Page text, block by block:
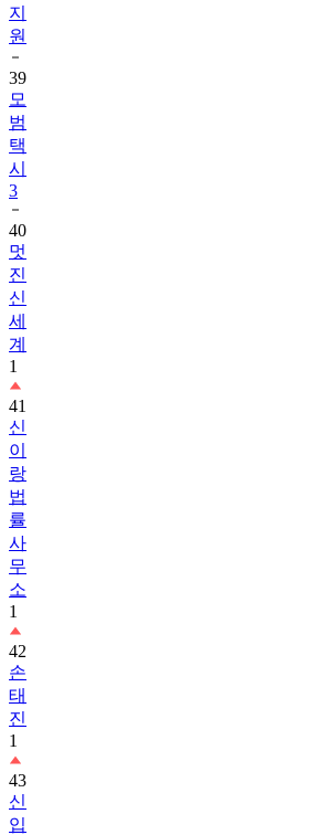
지
원
39
모
범
택
시
3
40
멋
진
신
세
계
1
41
신
이
랑
법
률
사
무
소
1
42
손
태
진
1
43
신
입